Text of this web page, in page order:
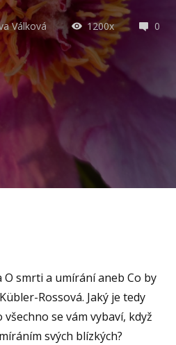
Válková 1200x 0
smrti a umírání aneb Co by
Rossová. Jaký je tedy
se vám vybaví, když
svých blízkých?